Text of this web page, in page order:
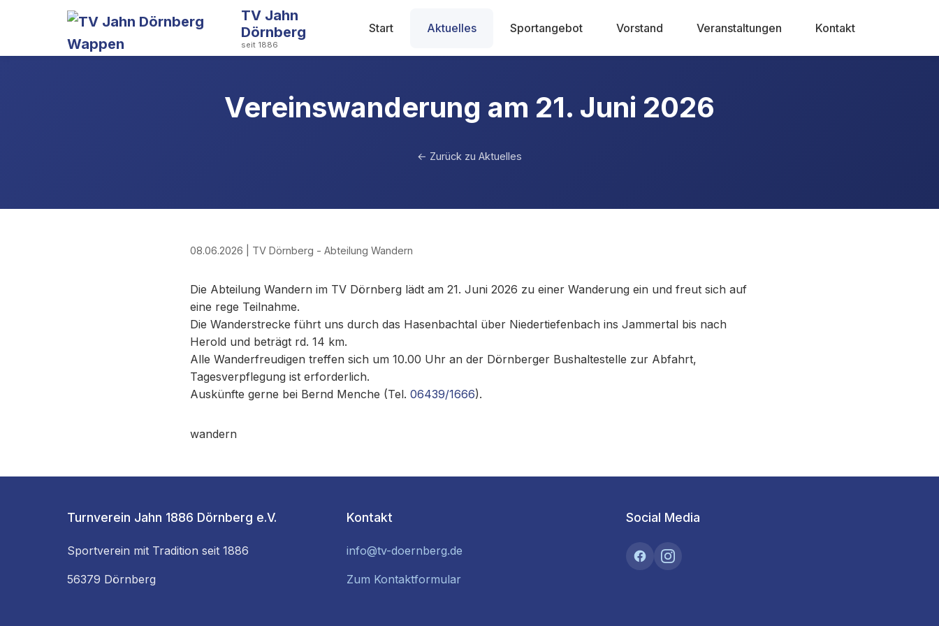
TV Jahn
Dörnberg
seit 1886
Start Aktuelles Sportangebot Vorstand Veranstaltungen Kontakt
Vereinswanderung am 21. Juni 2026
← Zurück zu Aktuelles
08.06.2026 | TV Dörnberg - Abteilung Wandern
Die Abteilung Wandern im TV Dörnberg lädt am 21. Juni 2026 zu einer Wanderung ein und freut sich auf
eine rege Teilnahme.
Die Wanderstrecke führt uns durch das Hasenbachtal über Niedertiefenbach ins Jammertal bis nach
Herold und beträgt rd. 14 km.
Alle Wanderfreudigen treffen sich um 10.00 Uhr an der Dörnberger Bushaltestelle zur Abfahrt,
Tagesverpflegung ist erforderlich.
Auskünfte gerne bei Bernd Menche (Tel. 06439/1666).
wandern
Turnverein Jahn 1886 Dörnberg e.V.
Sportverein mit Tradition seit 1886
56379 Dörnberg
Kontakt
info@tv-doernberg.de
Zum Kontaktformular
Social Media